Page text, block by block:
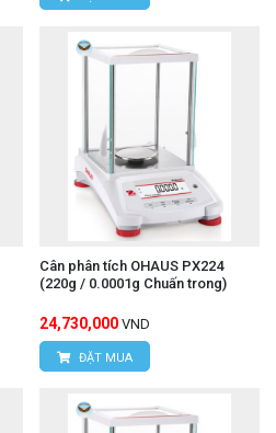
Cân phân tích OHAUS PX224
(220g / 0.0001g Chuấn trong)
24,730,000 VND
ĐẶT MUA